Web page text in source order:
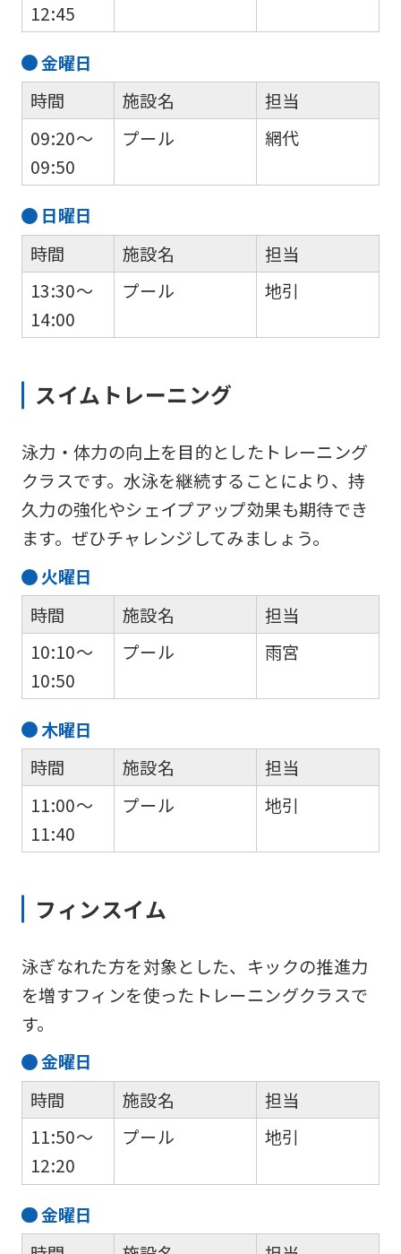
12:45
金曜日
時間
09:20～
09:50
施設名
プール
担当
網代
日曜日
時間
13:30～
14:00
施設名
プール
担当
地引
スイムトレーニング
泳力・体力の向上を目的としたトレーニング
クラスです。水泳を継続することにより、持
久力の強化やシェイプアップ効果も期待でき
ます。ぜひチャレンジしてみましょう。
火曜日
時間
10:10～
10:50
施設名
プール
担当
雨宮
木曜日
時間
11:00～
11:40
施設名
プール
担当
地引
フィンスイム
泳ぎなれた方を対象とした、キックの推進力
を増すフィンを使ったトレーニングクラスで
す。
金曜日
時間
11:50～
12:20
施設名
プール
担当
地引
金曜日